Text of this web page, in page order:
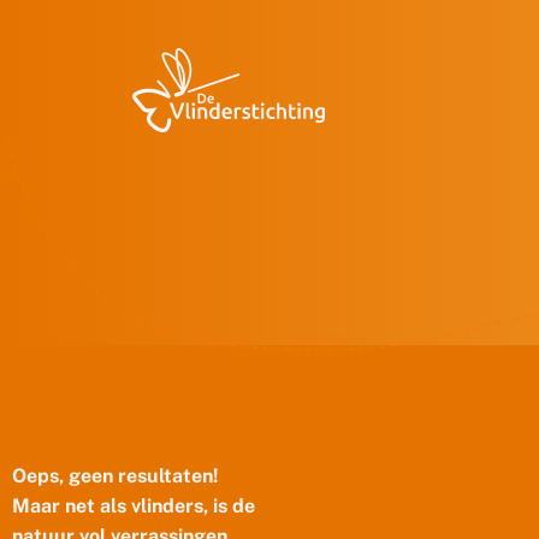
Oeps, geen resultaten!
Maar net als vlinders, is de